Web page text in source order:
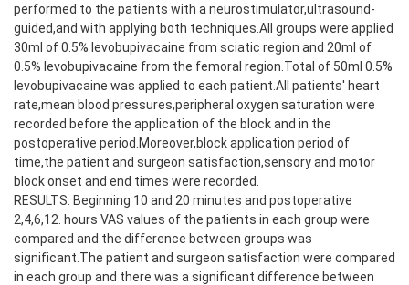
performed to the patients with a neurostimulator,ultrasound-
guided,and with applying both techniques.All groups were applied
30ml of 0.5% levobupivacaine from sciatic region and 20ml of
0.5% levobupivacaine from the femoral region.Total of 50ml 0.5%
levobupivacaine was applied to each patient.All patients' heart
rate,mean blood pressures,peripheral oxygen saturation were
recorded before the application of the block and in the
postoperative period.Moreover,block application period of
time,the patient and surgeon satisfaction,sensory and motor
block onset and end times were recorded.
RESULTS: Beginning 10 and 20 minutes and postoperative
2,4,6,12. hours VAS values of the patients in each group were
compared and the difference between groups was
significant.The patient and surgeon satisfaction were compared
in each group and there was a significant difference between